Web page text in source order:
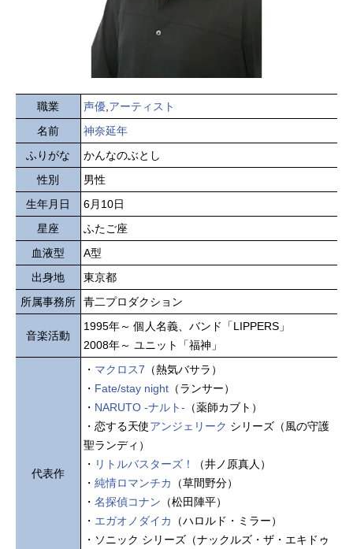
職業 声優,アーティスト
名前
神奈延年
ふりがな
かんなのぶとし
性別
男性
生年月日
6月10日
星座
ふたご座
血液型
A型
出身地
東京都
所属事務所
青二プロダクション
音楽活動
1995年～ 個人名義、バンド「LIPPERS」
2008年～ ユニット「福神」
代表作
・ マクロス7 （熱気バサラ）
・ Fate/stay night （ランサー）
・ NARUTO -ナルト- （薬師カブト）
・恋する天使アンジェリーク シリーズ（風の守護
聖ランディ）
・ リトルバスターズ！
（井ノ原真人）
・ 純情ロマンチカ
（草間野分）
・ 名探偵コナン （松田陣平）
・ エガオノダイカ
（ハロルド・ミラー）
・ソニック シリーズ（ナックルズ・ザ・エキドゥ